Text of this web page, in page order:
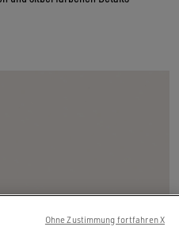
Ohne Zustimmung fortfahren X